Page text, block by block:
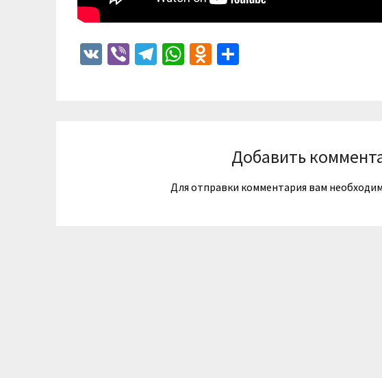
VK ViberTelegram
WhatsApp
Odnoklassniki
Добавить
Для отправки комментария вам